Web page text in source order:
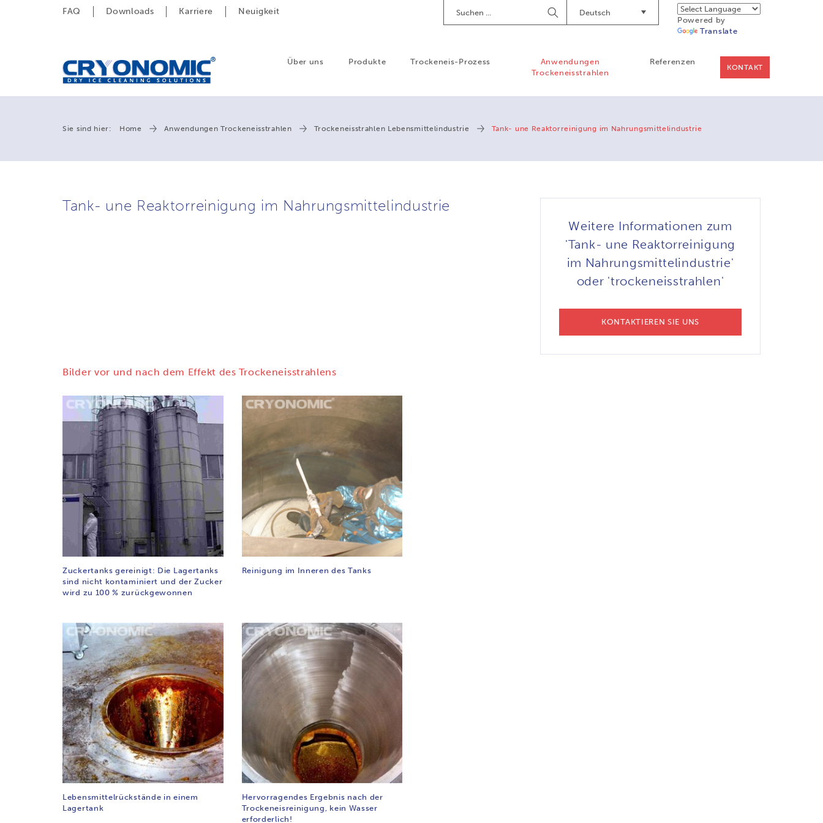
FAQ Downloads Karriere Neuigkeit
Powered by
Translate
Deutsch
Suche
starten
Über uns Produkte Trockeneis-Prozess
Anwendungen
Trockeneisstrahlen
Referenzen
KONTAKT
Sie sind hier: Home Anwendungen Trockeneisstrahlen Trockeneisstrahlen Lebensmittelindustrie Tank- une Reaktorreinigung im Nahrungsmittelindustrie
Tank- une Reaktorreinigung im Nahrungsmittelindustrie
Weitere Informationen zum
'Tank- une Reaktorreinigung
im Nahrungsmittelindustrie'
oder 'trockeneisstrahlen'
KONTAKTIEREN SIE UNS
Bilder vor und nach dem Effekt des Trockeneisstrahlens
Zuckertanks gereinigt: Die Lagertanks
sind nicht kontaminiert und der Zucker
wird zu 100 % zurückgewonnen
Reinigung im Inneren des Tanks
Lebensmittelrückstände in einem
Lagertank
Hervorragendes Ergebnis nach der
Trockeneisreinigung, kein Wasser
erforderlich!